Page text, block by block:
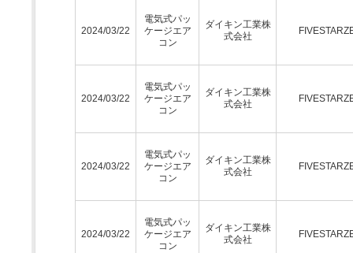
2024/03/22
電気式パッ
ケージエア
コン
ダイキン工業株
式会社
2024/03/22
電気式パッ
ケージエア
コン
ダイキン工業株
式会社
2024/03/22
電気式パッ
ケージエア
コン
ダイキン工業株
式会社
2024/03/22
電気式パッ
ケージエア
コン
ダイキン工業株
式会社